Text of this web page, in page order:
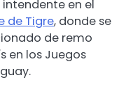
en el
de Tigre, donde se
de remo
en los Juegos